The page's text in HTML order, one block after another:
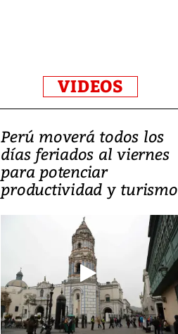
VIDEOS
Perú moverá todos los
días feriados al viernes
para potenciar
productividad y turismo